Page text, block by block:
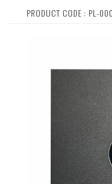
PRODUCT CODE : PL-